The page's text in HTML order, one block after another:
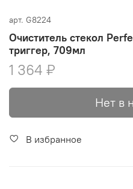
арт. G8224
Очиститель стекол
триггер, 709мл
1 364 ₽
Нет в
В избранное